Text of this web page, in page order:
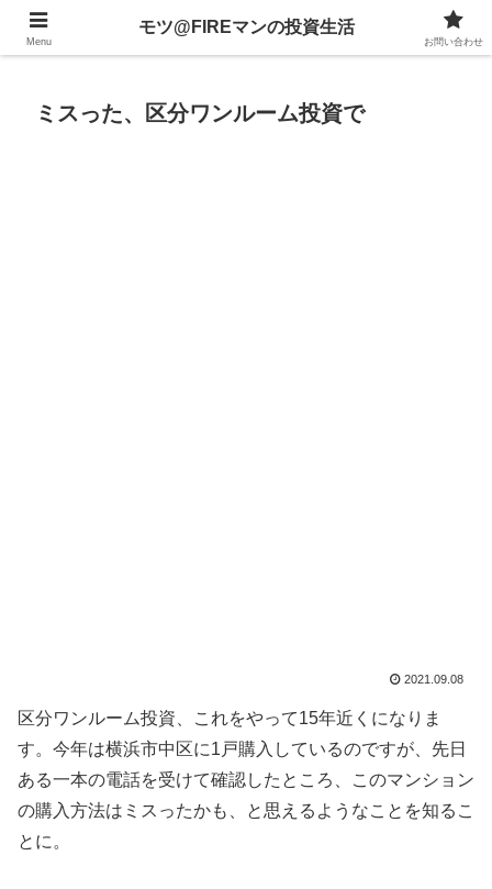
不動産、投資信託、暗号資産、株式、等々への投資について
ミスった、区分ワンルーム投資で
2021.09.08
区分ワンルーム投資、これをやって15年近くになりま
す。今年は横浜市中区に1戸購入しているのですが、先日
ある一本の電話を受けて確認したところ、このマンション
の購入方法はミスったかも、と思えるようなことを知るこ
とに。
Menu
モツ@FIREマンの投資生活
お問い合わせ